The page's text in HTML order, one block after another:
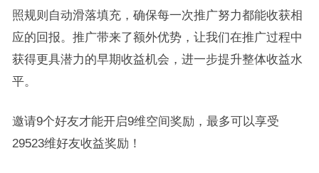
照规则自动滑落填充，确保每一次推广努力都能收获相
应的回报。推广带来了额外优势，让我们在推广过程中
获得更具潜力的早期收益机会，进一步提升整体收益水
平。
邀请9个好友才能开启9维空间奖励，最多可以享受
29523维好友收益奖励！